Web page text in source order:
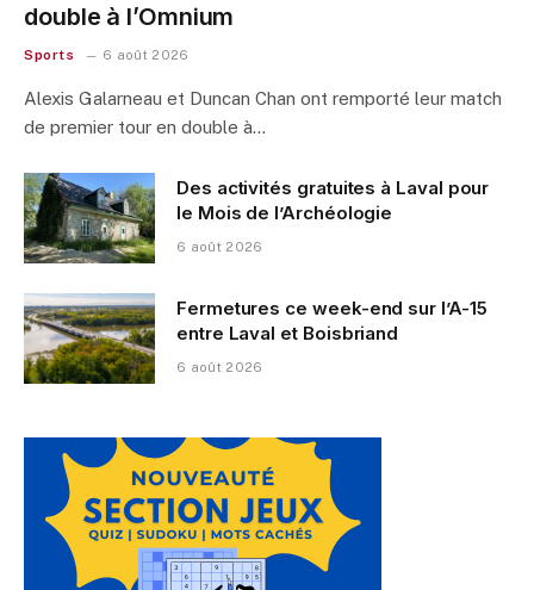
double à l’Omnium
Sports 6 août 2026
Alexis Galarneau et Duncan Chan ont remporté leur match
de premier tour en double à…
Des activités gratuites à Laval pour
le Mois de l’Archéologie
6 août 2026
Fermetures ce week-end sur l’A-15
entre Laval et Boisbriand
6 août 2026